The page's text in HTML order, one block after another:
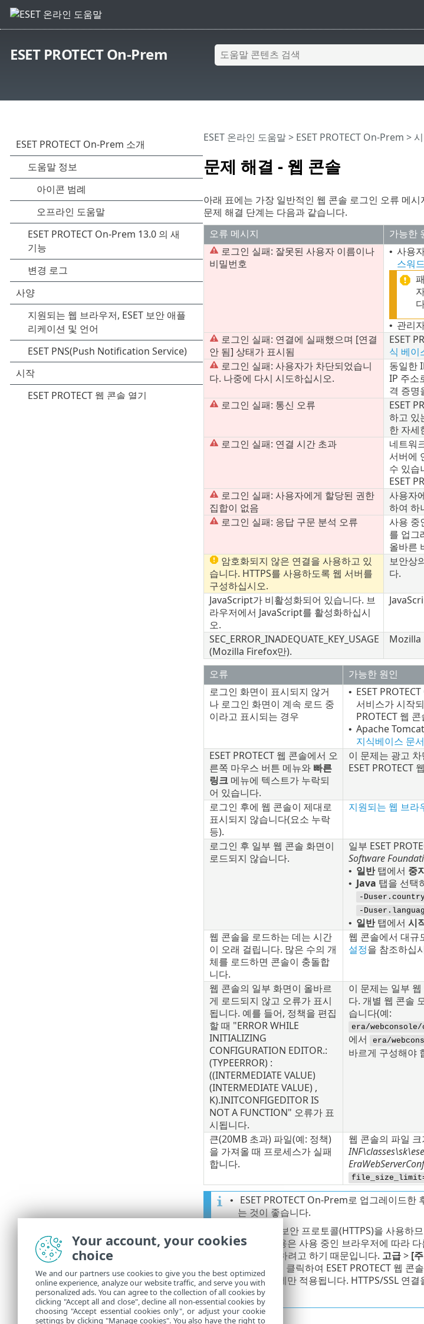
ESET PROTECT On-Prem
문제 해결 - 웹 콘솔
ESET 온라인 도움말> ESET PROTECT On-Prem >
아래 표에는 가장 일반적인 웹 콘솔 로그인 오류 메
문제 해결 단계는 다음과 같습니다.
오류 메시지
가능한
로그인 실패: 잘못된 사용자 이름이나
비밀번호
• 사용
스워
• 관리
로그인 실패: 연결에 실패했으며 [연결
안 됨] 상태가 표시됨
ESET
식 베이
로그인 실패: 사용자가 차단되었습니
다. 나중에 다시 시도하십시오.
동일한
IP 주소
격 증명
로그인 실패: 통신 오류
ESET
하고 있
한 자세
로그인 실패: 연결 시간 초과
네트워
서버에
수 있습
ESET
로그인 실패: 사용자에게 할당된 권한
집합이 없음
사용자
하여 하
로그인 실패: 응답 구문 분석 오류
사용 중
를 업그
올바른
암호화되지 않은 연결을 사용하고 있
습니다. HTTPS를 사용하도록 웹 서버를
구성하십시오.
보안상
다.
JavaScript가 비활성화되어 있습니다. 브
라우저에서 JavaScript를 활성화하십시
오.
SEC_ERROR_INADEQUATE_KEY_USAGE
(Mozilla Firefox만).
Mozilla
오류
가능한 원인
로그인 화면이 표시되지 않거
나 로그인 화면이 계속 로드 중
이라고 표시되는 경우
• ESET
서비스가 시작
PROTECT 웹
• Apache
지식베이스 문서
ESET PROTECT 웹 콘솔에서 오
른쪽 마우스 버튼 메뉴와 빠른
링크메뉴에 텍스트가 누락되
어 있습니다.
이 문제는 광고
ESET PROTECT
로그인 후에 웹 콘솔이 제대로
표시되지 않습니다(요소 누락
등).
지원되는 웹 브라
로그인 후 일부 웹 콘솔 화면이
로드되지 않습니다.
일부 ESET
Software
• 일반탭에서 중
• Java 탭을 선택
-
-
• 일반탭에서 시
웹 콘솔을 로드하는 데는 시간
이 오래 걸립니다. 많은 수의 개
체를 로드하면 콘솔이 충돌합
니다.
웹 콘솔에서 대규
설정을 참조하십
웹 콘솔의 일부 화면이 올바르
게 로드되지 않고 오류가 표시
됩니다. 예를 들어, 정책을 편집
할 때 "ERROR WHILE
INITIALIZING
CONFIGURATION EDITOR.:
(TYPEERROR) :
((INTERMEDIATE VALUE)
(INTERMEDIATE VALUE) ,
K).INITCONFIGEDITOR IS
NOT A FUNCTION" 오류가 표
시됩니다.
이 문제는 일부
다. 개별 웹 콘솔
습니다(예:
era/webconsole/
에서 era/
바르게 구성해야
큰(20MB 초과) 파일(예: 정책)
을 가져올 때 프로세스가 실패
합니다.
웹 콘솔의 파일
•
ESET PROTECT On-Prem로 업그레이드
는 것이 좋습니다.
웹 콘솔은 보안 프로토콜(HTTPS)을 사용
메시지 내용은 사용 중인 브라우저에 따라
ID를 확인하려고 하기 때문입니다. 고급> [
(Firefox)을 클릭하여 ESET PROTECT 웹 콘
려는 경우에만 적용됩니다. HTTPS/SSL 연
오.
Your account, your cookies
choice
We and our partners use cookies to give you the best optimized
online experience, analyze our website traffic, and serve you with
personalized ads. You can agree to the collection of all cookies by
clicking "Accept all and close", decline all non-essential cookies by
choosing "Accept essential cookies only", or adjust your cookie
settings by clicking "Manage cookies". You also have the right to